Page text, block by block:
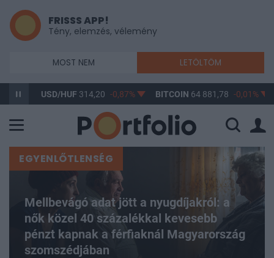
FRISSS APP!
Tény, elemzés, vélemény
MOST NEM LETÖLTÖM
USD/HUF 314,20 -0,87% BITCOIN 64 881,78 -0,01% BUX
EGYENLŐTLENSÉG
Mellbevágó adat jött a nyugdíjakról: a
nők közel 40 százalékkal kevesebb
pénzt kapnak a férfiaknál Magyarország
szomszédjában